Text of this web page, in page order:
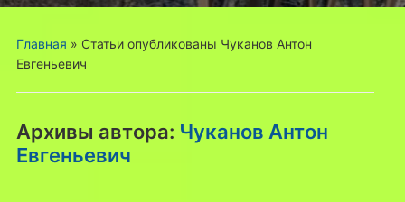
меню
Главная » Статьи опубликованы Чуканов Антон
Евгеньевич
Архивы автора: Чуканов Антон
Евгеньевич